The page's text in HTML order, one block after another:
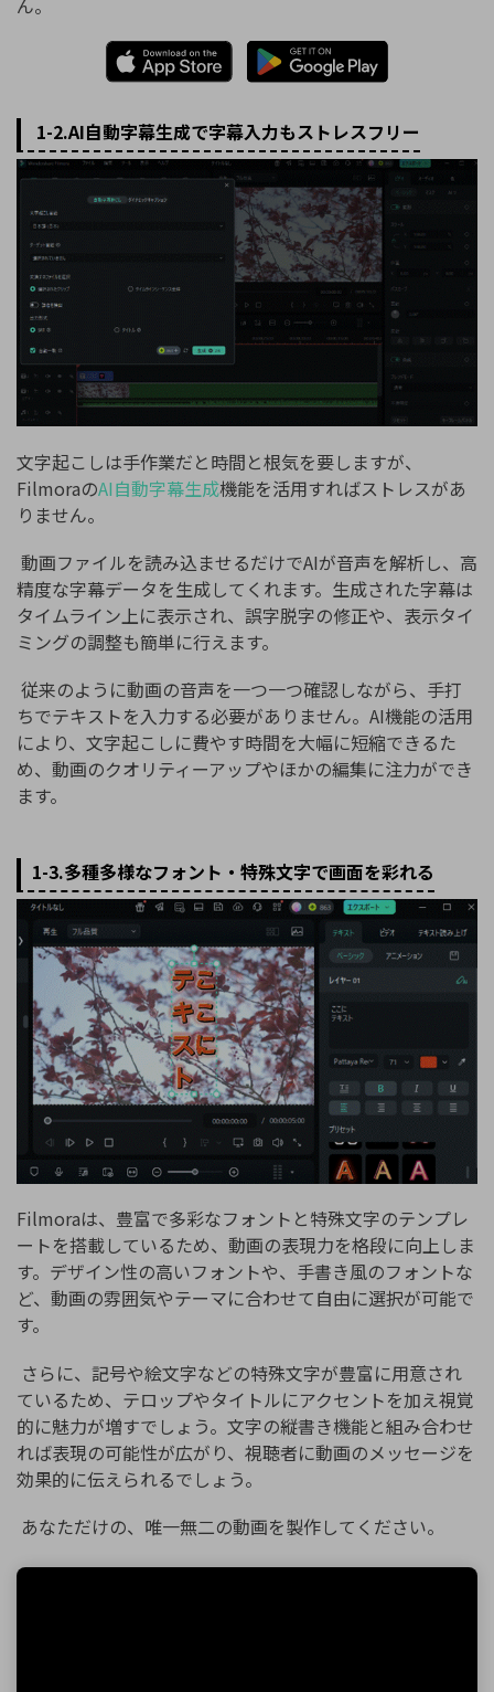
ん。
1-2.AI自動字幕生成で字幕入力もストレスフリー
文字起こしは手作業だと時間と根気を要しますが、
FilmoraのAI自動字幕生成機能を活用すればストレスがあ
りません。
動画ファイルを読み込ませるだけでAIが音声を解析し、高
精度な字幕データを生成してくれます。生成された字幕は
タイムライン上に表示され、誤字脱字の修正や、表示タイ
ミングの調整も簡単に行えます。
従来のように動画の音声を一つ一つ確認しながら、手打
ちでテキストを入力する必要がありません。AI機能の活用
により、文字起こしに費やす時間を大幅に短縮できるた
め、動画のクオリティーアップやほかの編集に注力ができ
ます。
1-3.多種多様なフォント・特殊文字で画面を彩れる
Filmoraは、豊富で多彩なフォントと特殊文字のテンプレ
ートを搭載しているため、動画の表現力を格段に向上しま
す。デザイン性の高いフォントや、手書き風のフォントな
ど、動画の雰囲気やテーマに合わせて自由に選択が可能で
す。
さらに、記号や絵文字などの特殊文字が豊富に用意され
ているため、テロップやタイトルにアクセントを加え視覚
的に魅力が増すでしょう。文字の縦書き機能と組み合わせ
れば表現の可能性が広がり、視聴者に動画のメッセージを
効果的に伝えられるでしょう。
あなただけの、唯一無二の動画を製作してください。